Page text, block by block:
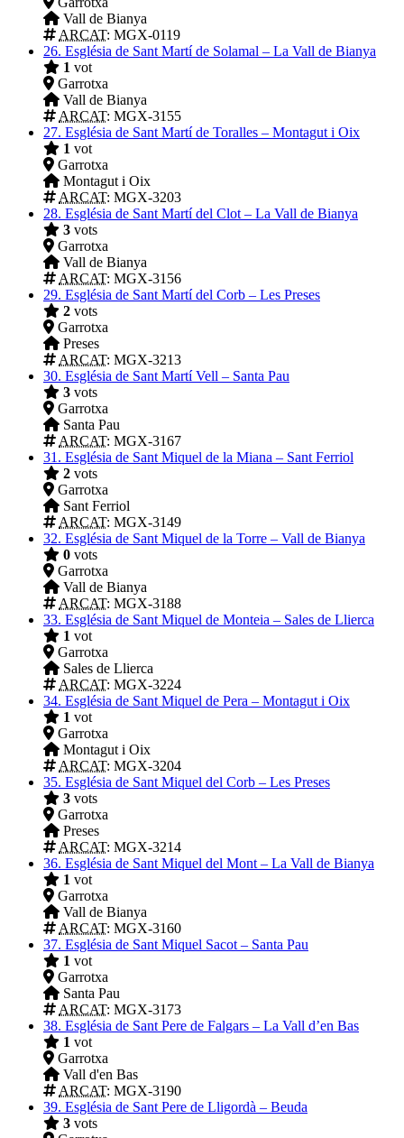
Vall de Bianya
ARCAT: MGX-0119
26. Església de Sant Martí de Solamal – La Vall de Bianya
1 vot
Garrotxa
Vall de Bianya
ARCAT: MGX-3155
27. Església de Sant Martí de Toralles – Montagut i Oix
1 vot
Garrotxa
Montagut i Oix
ARCAT: MGX-3203
28. Església de Sant Martí del Clot – La Vall de Bianya
3 vots
Garrotxa
Vall de Bianya
ARCAT: MGX-3156
29. Església de Sant Martí del Corb – Les Preses
2 vots
Garrotxa
Preses
ARCAT: MGX-3213
30. Església de Sant Martí Vell – Santa Pau
3 vots
Garrotxa
Santa Pau
ARCAT: MGX-3167
31. Església de Sant Miquel de la Miana – Sant Ferriol
2 vots
Garrotxa
Sant Ferriol
ARCAT: MGX-3149
32. Església de Sant Miquel de la Torre – Vall de Bianya
0 vots
Garrotxa
Vall de Bianya
ARCAT: MGX-3188
33. Església de Sant Miquel de Monteia – Sales de Llierca
1 vot
Garrotxa
Sales de Llierca
ARCAT: MGX-3224
34. Església de Sant Miquel de Pera – Montagut i Oix
1 vot
Garrotxa
Montagut i Oix
ARCAT: MGX-3204
35. Església de Sant Miquel del Corb – Les Preses
3 vots
Garrotxa
Preses
ARCAT: MGX-3214
36. Església de Sant Miquel del Mont – La Vall de Bianya
1 vot
Garrotxa
Vall de Bianya
ARCAT: MGX-3160
37. Església de Sant Miquel Sacot – Santa Pau
1 vot
Garrotxa
Santa Pau
ARCAT: MGX-3173
38. Església de Sant Pere de Falgars – La Vall d’en Bas
1 vot
Garrotxa
Vall d'en Bas
ARCAT: MGX-3190
39. Església de Sant Pere de Lligordà – Beuda
3 vots